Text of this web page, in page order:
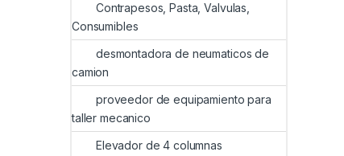
Contrapesos, Pasta, Valvulas,
Consumibles
desmontadora de neumaticos de
camion
proveedor de equipamiento para
taller mecanico
Elevador de 4 columnas